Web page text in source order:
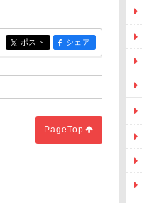
entry914
ポスト entry914
シェア
PageTop